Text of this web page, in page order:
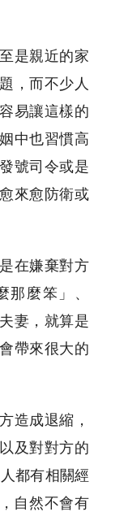
是親近的家
，而不少人
易讓這樣的
中也習慣高
號司令或是
來愈防衛或
在嫌棄對方
麼笨」、
妻，就算是
帶來很大的
造成退縮，
及對對方的
都有相關經
自然不會有